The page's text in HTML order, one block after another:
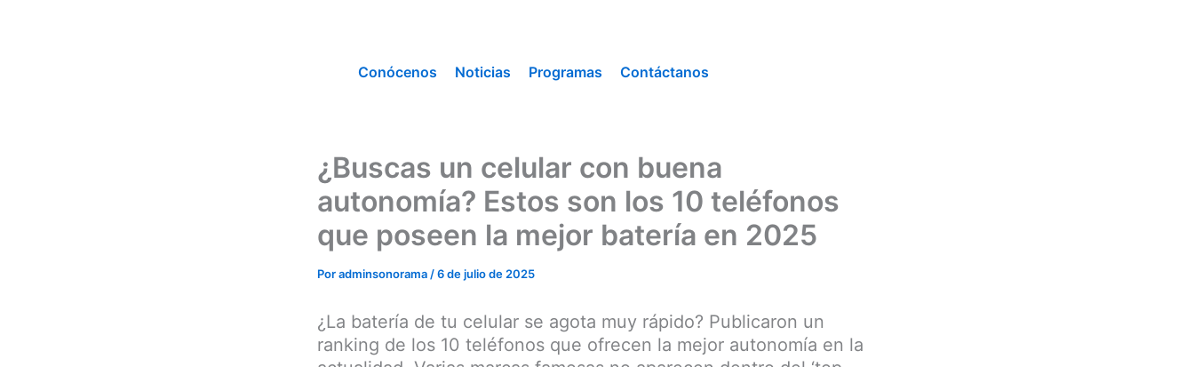
Conócenos
Noticias Programas Contáctanos
¿Buscas un celular con buena
autonomía? Estos son los 10 teléfonos
que poseen la mejor batería en 2025
Poradminsonorama /6 de julio de 2025
¿La batería de tu celular se agota muy rápido? Publicaron un
ranking de los 10 teléfonos que ofrecen la mejor autonomía en la